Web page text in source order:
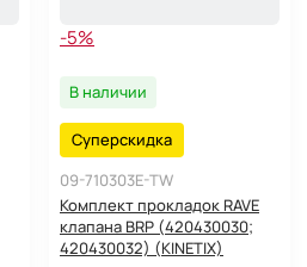
-5%
В наличии
Суперскидка
09-710303E-TW
Комплект прокладок RAVE
клапана BRP (420430030;
420430032) (KINETIX)